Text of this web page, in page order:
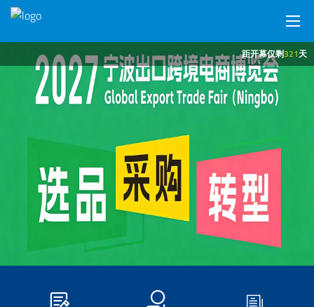
网站首页
展会概况
参展商中心
观众中心
新闻中心
展馆交通
商旅服务
距开幕仅剩321天